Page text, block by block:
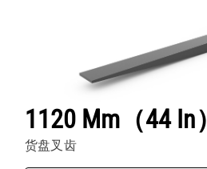
1120 Mm（44 In）
货盘叉齿